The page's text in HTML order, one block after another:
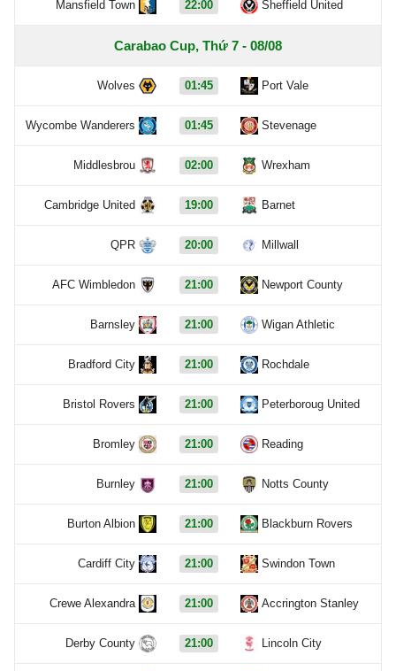
Mansfield Town 22:00 Sheffield United
Carabao Cup, Thứ 7 - 08/08
Wolves 01:45 Port Vale
Wycombe Wanderers 01:45 Stevenage
Middlesbrou 02:00 Wrexham
Cambridge United 19:00 Barnet
QPR 20:00 Millwall
AFC Wimbledon 21:00 Newport County
Barnsley 21:00 Wigan Athletic
Bradford City 21:00 Rochdale
Bristol Rovers 21:00 Peterboroug United
Bromley 21:00 Reading
Burnley 21:00 Notts County
Burton Albion 21:00 Blackburn Rovers
Cardiff City 21:00 Swindon Town
Crewe Alexandra 21:00 Accrington Stanley
Derby County 21:00 Lincoln City